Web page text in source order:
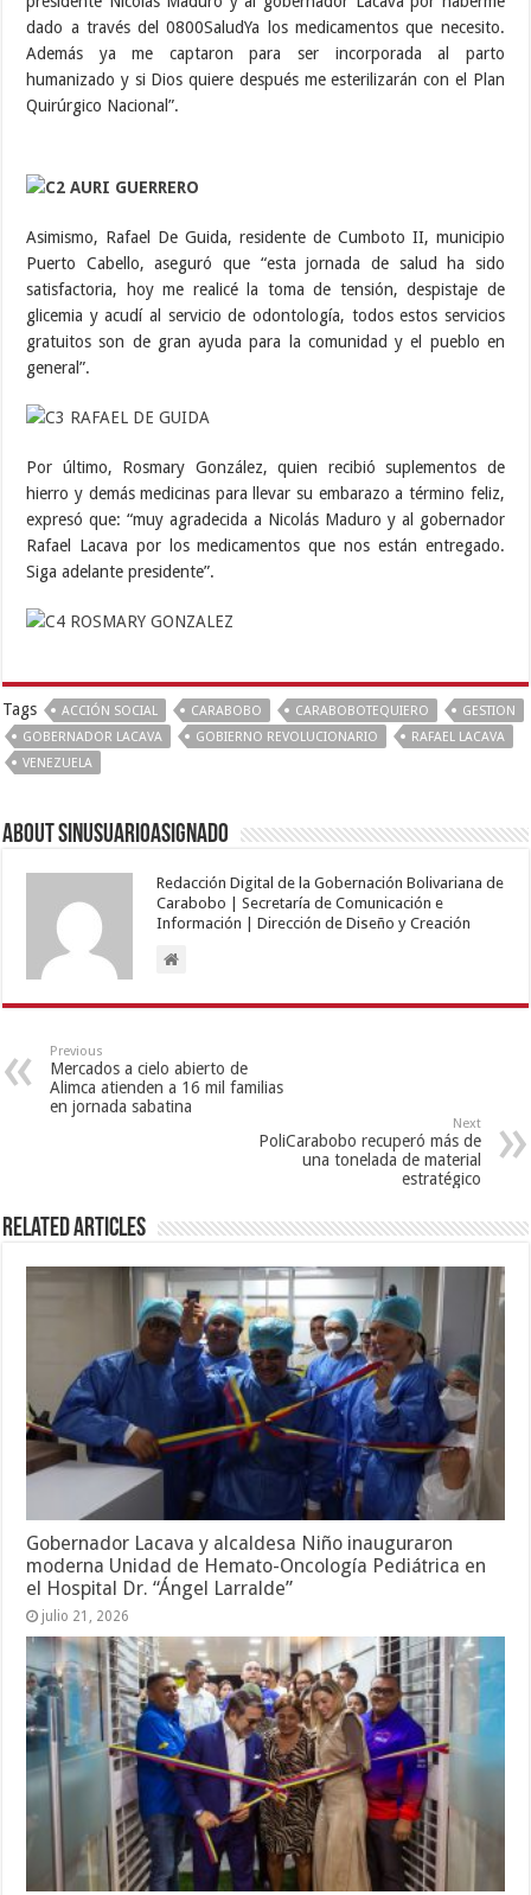
dado a través del 0800SaludYa los medicamentos que necesito.
Además ya me captaron para ser incorporada al parto
humanizado y si Dios quiere después me esterilizarán con el Plan
Quirúrgico Nacional”.
Asimismo, Rafael De Guida, residente de Cumboto II, municipio
Puerto Cabello, aseguró que “esta jornada de salud ha sido
satisfactoria, hoy me realicé la toma de tensión, despistaje de
glicemia y acudí al servicio de odontología, todos estos servicios
gratuitos son de gran ayuda para la comunidad y el pueblo en
general”.
Por último, Rosmary González, quien recibió suplementos de
hierro y demás medicinas para llevar su embarazo a término feliz,
expresó que: “muy agradecida a Nicolás Maduro y al gobernador
Rafael Lacava por los medicamentos que nos están entregado.
Siga adelante presidente”.
Tags ACCIÓN SOCIAL CARABOBO CARABOBOTEQUIERO
GESTION
GOBERNADOR LACAVA
GOBIERNO REVOLUCIONARIO
RAFAEL LACAVA
VENEZUELA
About sinusuarioasignado
Redacción Digital de la Gobernación Bolivariana de
Carabobo | Secretaría de Comunicación e
Información | Dirección de Diseño y Creación
Previous
Mercados a cielo abierto de
Alimca atienden a 16 mil familias
en jornada sabatina
Next
PoliCarabobo recuperó más de
una tonelada de material
estratégico
Related Articles
Gobernador Lacava y alcaldesa Niño inauguraron
moderna Unidad de Hemato-Oncología Pediátrica en
el Hospital Dr. “Ángel Larralde”
julio 21, 2026